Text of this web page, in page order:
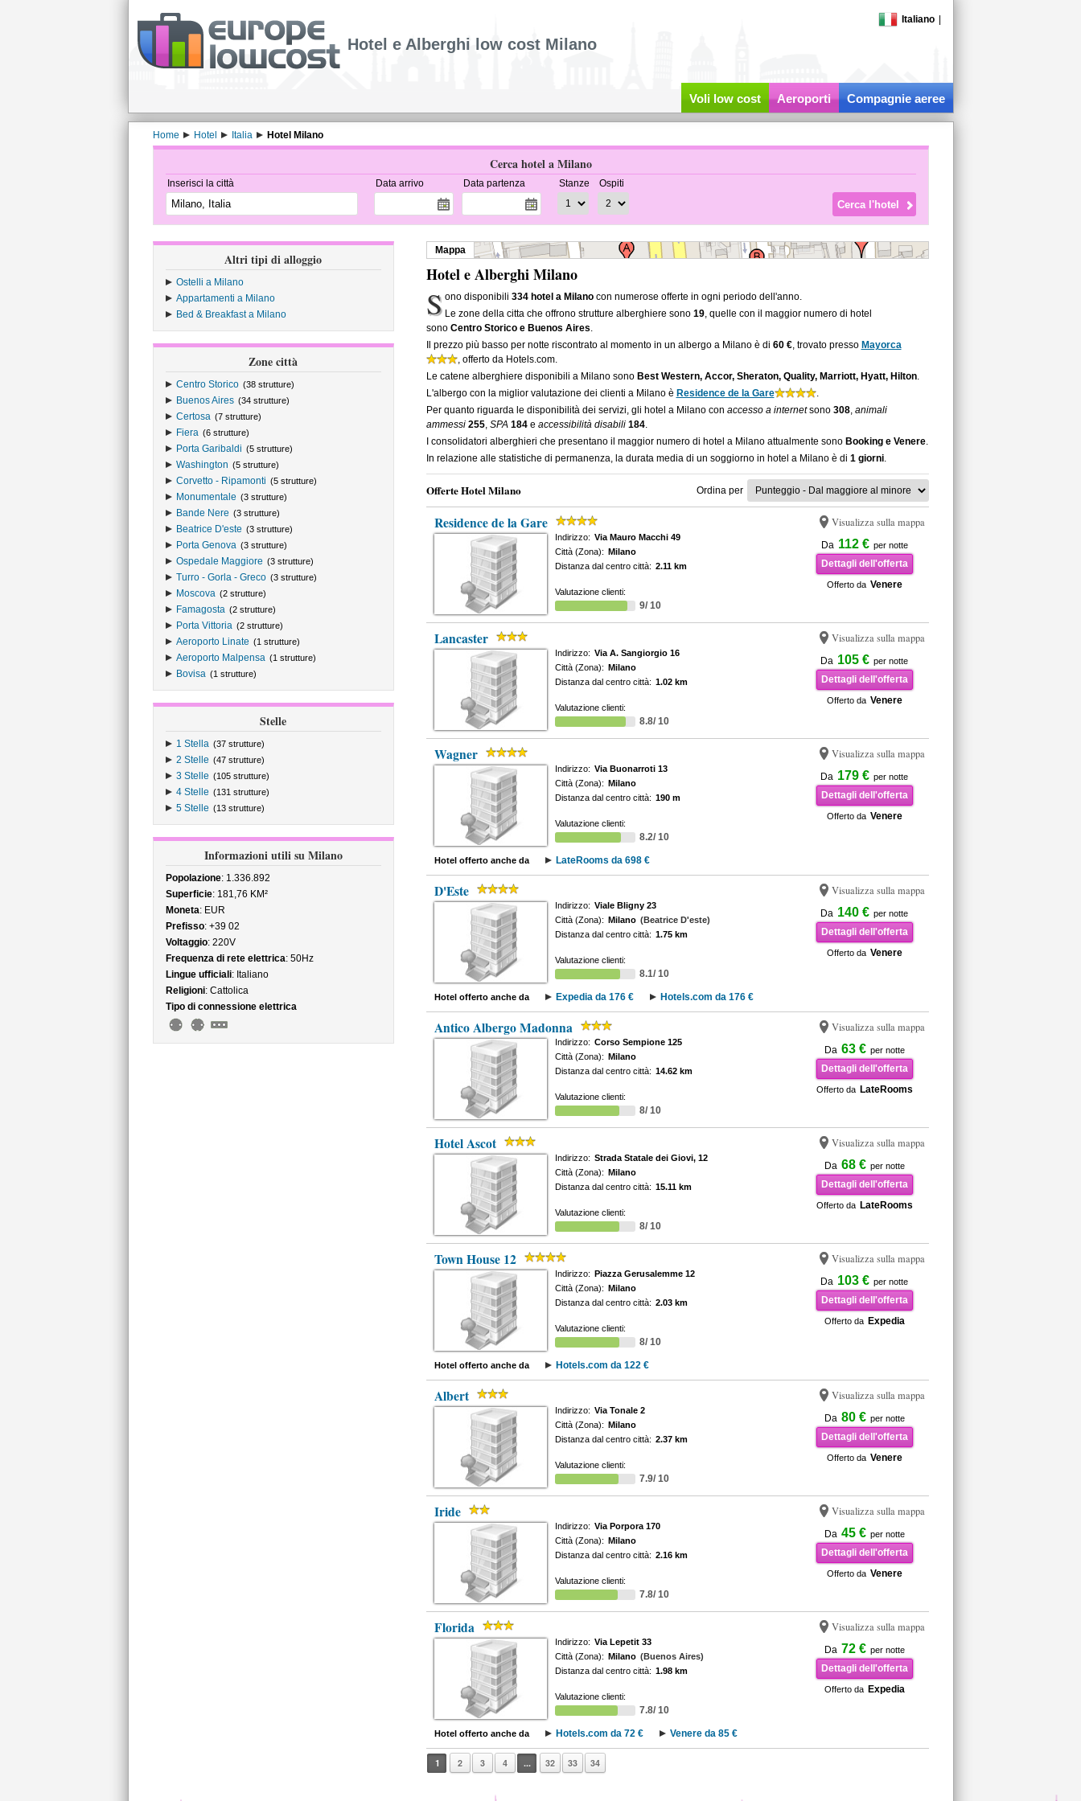
Italiano
Hotel e Alberghi low cost Milano
Voli low cost Aeroporti Compagnie aeree
Home Hotel Italia Hotel Milano
Cerca hotel a Milano
Inserisci la città Data arrivo Data partenza Stanze Ospiti
Altri tipi di alloggio
Ostelli a Milano
Appartamenti a Milano
Bed & Breakfast a Milano
Zone città
Centro Storico (38 strutture)
Buenos Aires (34 strutture)
Certosa (7 strutture)
Fiera (6 strutture)
Porta Garibaldi (5 strutture)
Washington (5 strutture)
Corvetto - Ripamonti (5 strutture)
Monumentale (3 strutture)
Bande Nere (3 strutture)
Beatrice D'este (3 strutture)
Porta Genova (3 strutture)
Ospedale Maggiore (3 strutture)
Turro - Gorla - Greco (3 strutture)
Moscova (2 strutture)
Famagosta (2 strutture)
Porta Vittoria (2 strutture)
Aeroporto Linate (1 strutture)
Aeroporto Malpensa (1 strutture)
Bovisa (1 strutture)
Stelle
1 Stella (37 strutture)
2 Stelle (47 strutture)
3 Stelle (105 strutture)
4 Stelle (131 strutture)
5 Stelle (13 strutture)
Informazioni utili su Milano
Popolazione: 1.336.892
Superficie: 181,76 KM²
Moneta: EUR
Prefisso: +39 02
Voltaggio: 220V
Frequenza di rete elettrica: 50Hz
Lingue ufficiali: Italiano
Religioni: Cattolica
Tipo di connessione elettrica
Mappa
Hotel e Alberghi Milano
S ono disponibili334 hotel a Milano con numerose offerte in ogni periodo dell'anno.
Le zone della citta che offrono strutture alberghiere sono19, quelle con il maggior numero di hotel
sono Centro Storico e Buenos Aires.
Il prezzo più basso per notte riscontrato al momento in un albergo a Milano è di 60 €, trovato presso Mayorca
, offerto da Hotels.com.
Le catene alberghiere disponibili a Milano sono Best Western, Accor, Sheraton, Quality, Marriott, Hyatt, Hilton.
L'albergo con la miglior valutazione dei clienti a Milano è Residence de la Gare
.
Per quanto riguarda le disponibilità dei servizi, gli hotel a Milano con accesso a internetsono 308, animali
ammessi 255, SPA 184e accessibilità disabili 184.
I consolidatori alberghieri che presentano il maggior numero di hotel a Milano attualmente sono Booking e Venere.
In relazione alle statistiche di permanenza, la durata media di un soggiorno in hotel a Milano è di 1 giorni.
Offerte Hotel Milano Ordina per
Residence de la Gare Visualizza sulla mappa
Da 112 € per notte
Dettagli dell'offerta
Offerto da Venere
Indirizzo: Via Mauro Macchi 49
Città (Zona): Milano
Distanza dal centro città: 2.11 km
Valutazione clienti:
9/ 10
Lancaster Visualizza sulla mappa
Da 105 € per notte
Dettagli dell'offerta
Offerto da Venere
Indirizzo: Via A. Sangiorgio 16
Città (Zona): Milano
Distanza dal centro città: 1.02 km
Valutazione clienti:
8.8/ 10
Wagner Visualizza sulla mappa
Da 179 € per notte
Dettagli dell'offerta
Offerto da Venere
Indirizzo: Via Buonarroti 13
Città (Zona): Milano
Distanza dal centro città: 190 m
Valutazione clienti:
8.2/ 10
Hotel offerto anche da LateRooms da 698 €
D'Este Visualizza sulla mappa
Da 140 € per notte
Dettagli dell'offerta
Offerto da Venere
Indirizzo: Viale Bligny 23
Città (Zona): Milano (Beatrice D'este)
Distanza dal centro città: 1.75 km
Valutazione clienti:
8.1/ 10
Hotel offerto anche da Expedia da 176 € Hotels.com da 176 €
Antico Albergo Madonna Visualizza sulla mappa
Da 63 € per notte
Dettagli dell'offerta
Offerto da LateRooms
Indirizzo: Corso Sempione 125
Città (Zona): Milano
Distanza dal centro città: 14.62 km
Valutazione clienti:
8/ 10
Hotel Ascot Visualizza sulla mappa
Da 68 € per notte
Dettagli dell'offerta
Offerto da LateRooms
Indirizzo: Strada Statale dei Giovi, 12
Città (Zona): Milano
Distanza dal centro città: 15.11 km
Valutazione clienti:
8/ 10
Town House 12 Visualizza sulla mappa
Da 103 € per notte
Dettagli dell'offerta
Offerto da Expedia
Indirizzo: Piazza Gerusalemme 12
Città (Zona): Milano
Distanza dal centro città: 2.03 km
Valutazione clienti:
8/ 10
Hotel offerto anche da Hotels.com da 122 €
Albert Visualizza sulla mappa
Da 80 € per notte
Dettagli dell'offerta
Offerto da Venere
Indirizzo: Via Tonale 2
Città (Zona): Milano
Distanza dal centro città: 2.37 km
Valutazione clienti:
7.9/ 10
Iride Visualizza sulla mappa
Da 45 € per notte
Dettagli dell'offerta
Offerto da Venere
Indirizzo: Via Porpora 170
Città (Zona): Milano
Distanza dal centro città: 2.16 km
Valutazione clienti:
7.8/ 10
Florida Visualizza sulla mappa
Da 72 € per notte
Dettagli dell'offerta
Offerto da Expedia
Indirizzo: Via Lepetit 33
Città (Zona): Milano (Buenos Aires)
Distanza dal centro città: 1.98 km
Valutazione clienti:
7.8/ 10
Hotel offerto anche da Hotels.com da 72 € Venere da 85 €
1 2 3 4 ... 32 33 34